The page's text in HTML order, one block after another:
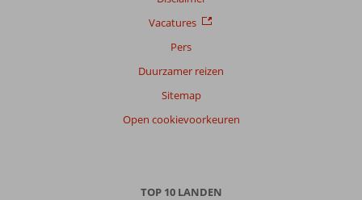
Vacatures
Pers
Duurzamer reizen
Sitemap
Open cookievoorkeuren
TOP 10 LANDEN